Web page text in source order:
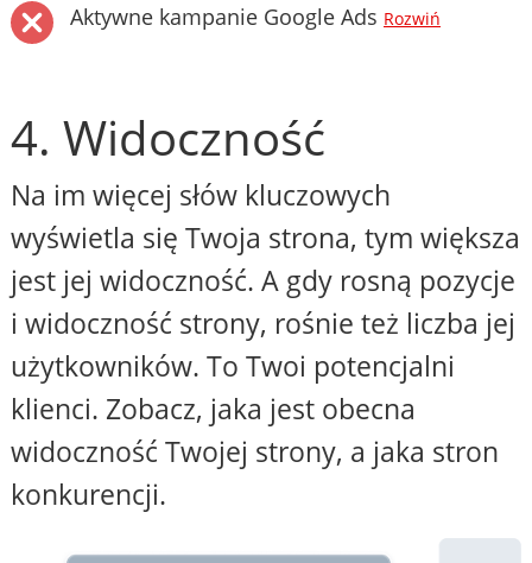
Aktywne kampanie Google Ads Rozwiń
4. Widoczność
Na im więcej słów kluczowych
wyświetla się Twoja strona, tym większa
jest jej widoczność. A gdy rosną pozycje
i widoczność strony, rośnie też liczba jej
użytkowników. To Twoi potencjalni
klienci. Zobacz, jaka jest obecna
widoczność Twojej strony, a jaka stron
konkurencji.